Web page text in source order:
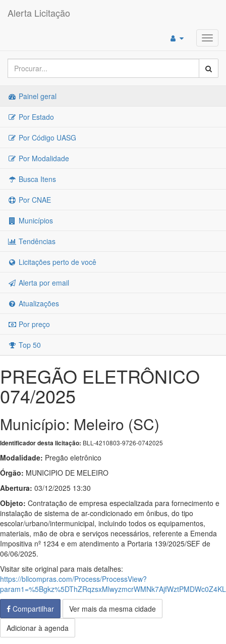
Alerta Licitação
Painel geral
Por Estado
Por Código UASG
Por Modalidade
Busca Itens
Por CNAE
Municípios
Tendências
Licitações perto de você
Alerta por email
Atualizações
Por preço
Top 50
PREGÃO ELETRÔNICO
074/2025
Município: Meleiro (SC)
Identificador desta licitação: BLL-4210803-9726-0742025
Modalidade: Pregão eletrônico
Órgão: MUNICIPIO DE MELEIRO
Abertura: 03/12/2025 13:30
Objeto: Contratação de empresa especializada para fornecimento e
instalação de sistema de ar-condicionado em ônibus, do tipo
escolar/urbano/intermunicipal, incluindo todos os equipamentos,
materiais, mão de obra e serviços necessários, referente a Emenda
Impositiva nº 1234 e em atendimento a Portaria 139/2025/SEF de
06/06/2025.
Visitar site original para mais detalhes:
https://bllcompras.com/Process/ProcessView?
Compartilhar
Ver mais da mesma cidade
Adicionar à agenda